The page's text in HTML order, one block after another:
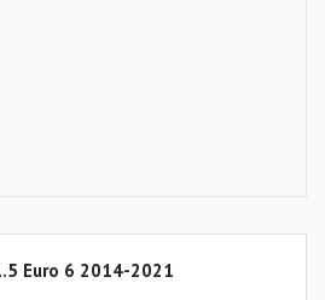
Euro 6 2014-2021